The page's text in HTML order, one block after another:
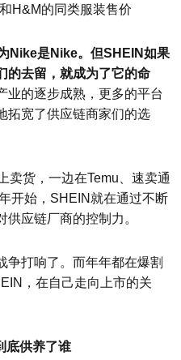
H&M的同类服装售价
Nike是Nike。但SHEIN如果
的去留，就成为了它的命
业的逐步成熟，更多的平台
拓宽了供应链商家们的选
卖货，一边在Temu、速卖通
开始，SHEIN就在通过不断
应链厂商的控制力。
争打响了。而年年都在爆割
，在自己走向上市的关
底供养了谁